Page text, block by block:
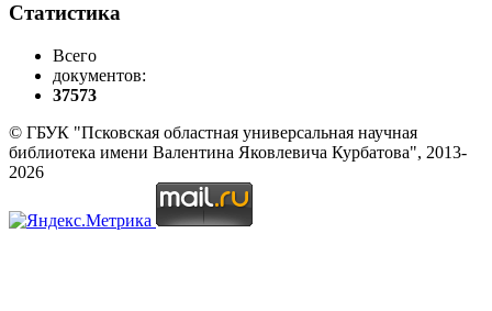
Статистика
Всего
документов:
37573
© ГБУК "Псковская областная универсальная научная
библиотека имени Валентина Яковлевича Курбатова", 2013-
2026